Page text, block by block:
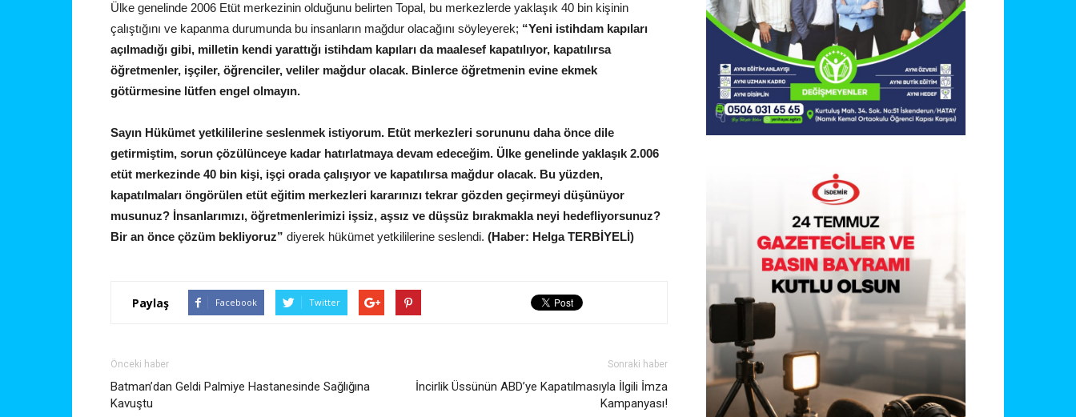
Ülke genelinde 2006 Etüt merkezinin olduğunu belirten Topal, bu merkezlerde yaklaşık 40 bin kişinin
çalıştığını ve kapanma durumunda bu insanların mağdur olacağını söyleyerek; “Yeni istihdam kapıları
açılmadığı gibi, milletin kendi yarattığı istihdam kapıları da maalesef kapatılıyor, kapatılırsa
öğretmenler, işçiler, öğrenciler, veliler mağdur olacak. Binlerce öğretmenin evine ekmek
götürmesine lütfen engel olmayın.
Sayın Hükümet yetkililerine seslenmek istiyorum. Etüt merkezleri sorununu daha önce dile
getirmiştim, sorun çözülünceye kadar hatırlatmaya devam edeceğim. Ülke genelinde yaklaşık 2.006
etüt merkezinde 40 bin kişi, işçi orada çalışıyor ve kapatılırsa mağdur olacak. Bu yüzden,
kapatılmaları öngörülen etüt eğitim merkezleri kararınızı tekrar gözden geçirmeyi düşünüyor
musunuz? İnsanlarımızı, öğretmenlerimizi işsiz, aşsız ve düşsüz bırakmakla neyi hedefliyorsunuz?
Bir an önce çözüm bekliyoruz” diyerek hükümet yetkililerine seslendi. (Haber: Helga TERBİYELİ)
Paylaş Facebook Twitter
Önceki haber
Batman’dan Geldi Palmiye Hastanesinde Sağlığına
Kavuştu
Sonraki haber
İncirlik Üssünün ABD’ye Kapatılmasıyla İlgili İmza
Kampanyası!